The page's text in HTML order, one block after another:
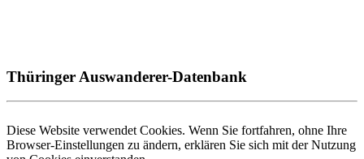
Thüringer Auswanderer-Datenbank
Diese Website verwendet Cookies. Wenn Sie fortfahren, ohne Ihre
Browser-Einstellungen zu ändern, erklären Sie sich mit der Nutzung